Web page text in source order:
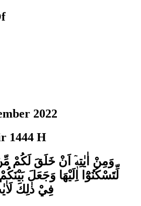
2022
1444 H
وَمِنْ اٰيٰتِهٖٓ اَنْ خَلَقَ لَكُمْ
لِّتَسْكُنُوْٓا اِلَيْهَا وَجَعَلَ
فِيْ ذٰلِكَ